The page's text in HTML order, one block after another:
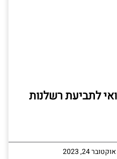
לתביעת רשלנות
אוקטובר 24, 2023